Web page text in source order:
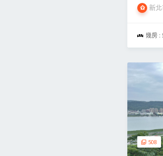
新
幾房 :
508